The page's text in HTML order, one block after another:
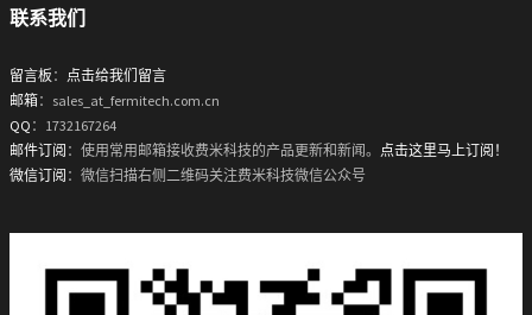
联系我们
留言板 ： 点击给我们留言
邮箱：sales_at_fermitech.com.cn
QQ ：1732167264
邮件订阅 ：使用常用邮箱接收费米科技的产品更新和新闻。 点击这里马上订阅！
微信订阅 ：微信扫描右侧二维码关注费米科技微信公众号